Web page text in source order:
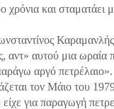
χρόνια και
αντ» αυτού μια ωραία
αργό πετρέλαιο».
τον Μάιο του
είχε για παραγωγή